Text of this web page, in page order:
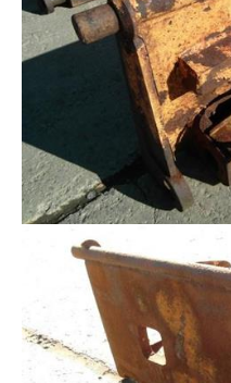
GRABENRÄUMLÖFFEL
HYDR.
PLATINEN FÜR HAMMER
SORTIERGREIFER
SCHALENGREIFER
RECHEN